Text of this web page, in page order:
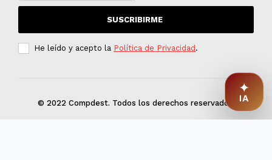
SUSCRIBIRME
He leído y acepto la Política de Privacidad .
© 2022 Compdest. Todos los derechos reservados.
✦
IA